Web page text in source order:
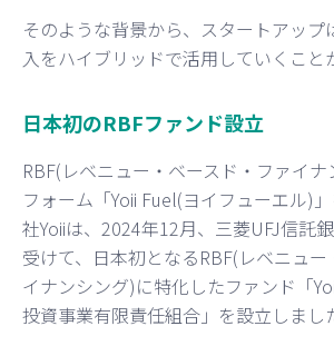
そのような背景から、スタートアップ
入をハイブリッドで活用していくこと
日本初のRBFファンド設立
RBF(レベニュー・ベースド・ファイ
フォーム「Yoii Fuel(ヨイフューエル)
社Yoiiは、2024年12月、三菱UFJ信託
受けて、日本初となるRBF(レベニュー
イナンシング)に特化したファンド「
投資事業有限責任組合」を設立しまし